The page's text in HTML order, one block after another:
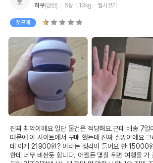
하쿠(암컷) 5살 13kg 웰시코기
첫구매
진짜 최악이에요 일단 물건은 적당해요.근데 배송 7일
때문에 이 사이트에서 구매 했는데 진짜 실망이에요
데 이게 21900원? 이라는 생각이 들어요 한 15000
한데 너무 비싼듯 합니다. 어쨌든 몇칠 뒤면 여행을 가